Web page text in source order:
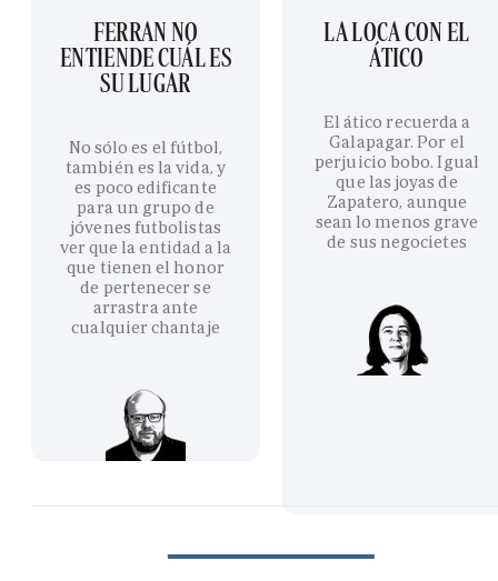
FERRAN NO
ENTIENDE CUÁL ES
SU LUGAR
No sólo es el fútbol,
también es la vida, y
es poco edificante
para un grupo de
jóvenes futbolistas
ver que la entidad a la
que tienen el honor
de pertenecer se
arrastra ante
cualquier chantaje
LA LOCA CON EL
ÁTICO
El ático recuerda a
Galapagar. Por el
perjuicio bobo. Igual
que las joyas de
Zapatero, aunque
sean lo menos grave
de sus negocietes